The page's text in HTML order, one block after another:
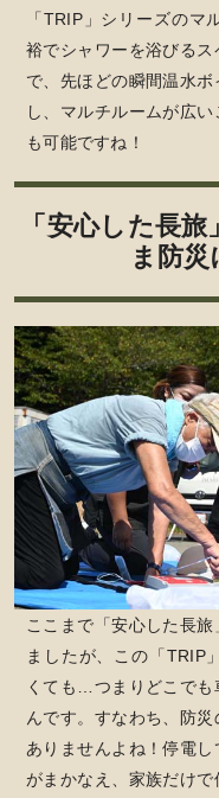
「TRIP」シリーズのマ
裕でシャワーを浴びる
で、先ほどの瞬間温水
し、マルチルームが広
も可能ですね！
「安心した長
ま防
ここまで「安心した長
ましたが、この「TRIP
くても…つまりどこでも
んです。すなわち、防
ありませんよね！停電
がまかなえ、家族だけ